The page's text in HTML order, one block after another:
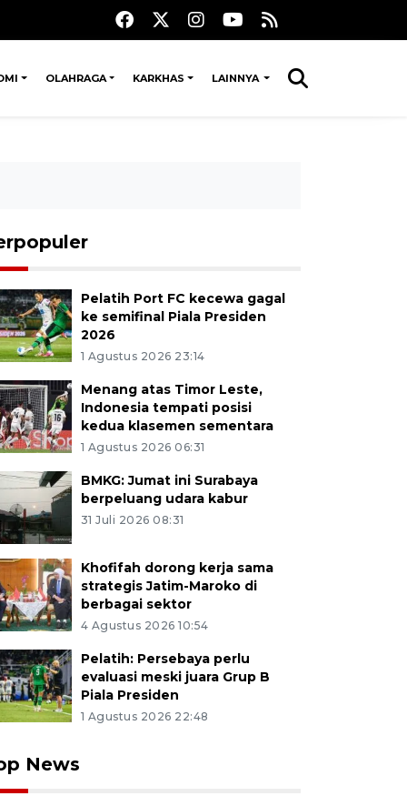
OLAHRAGA KARKHAS LAINNYA
Pelatih Port FC kecewa gagal
ke semifinal Piala Presiden
2026
1 Agustus 2026 23:14
Menang atas Timor Leste,
Indonesia tempati posisi
kedua klasemen sementara
1 Agustus 2026 06:31
BMKG: Jumat ini Surabaya
berpeluang udara kabur
31 Juli 2026 08:31
Khofifah dorong kerja sama
strategis Jatim-Maroko di
berbagai sektor
4 Agustus 2026 10:54
Pelatih: Persebaya perlu
evaluasi meski juara Grup B
Piala Presiden
1 Agustus 2026 22:48
News